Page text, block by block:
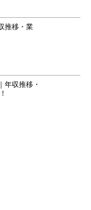
推移・業
年収推移・